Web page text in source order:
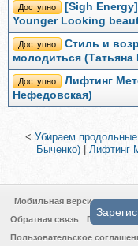
Доступно
[Sigh
Younger Looking
Доступно
Стиль и
молодиться
Доступно
Лифтинг
Нефедовская)
< Убираем
Быченко)
Лифтинг
Мобильная версия
Обратная связь
Политика
Пользовательское